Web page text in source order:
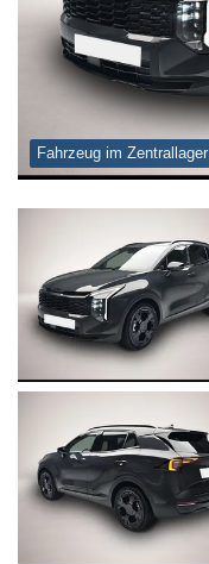
Fahrzeug im Zentrallager